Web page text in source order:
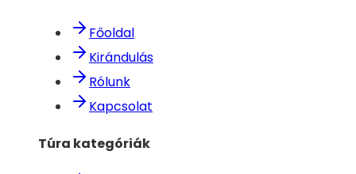
Főoldal
Kirándulás
Rólunk
Kapcsolat
Túra kategóriák